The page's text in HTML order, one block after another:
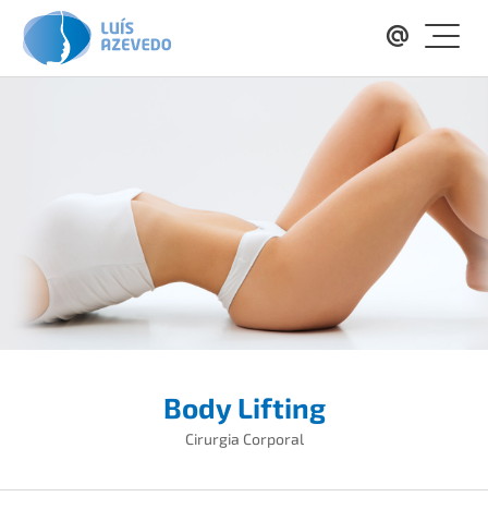
Body Lifting
Cirurgia Corporal